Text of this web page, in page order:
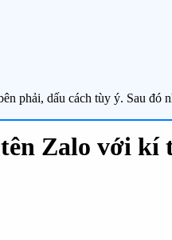
phải, dấu cách tùy ý. Sau đó
Zalo với kí